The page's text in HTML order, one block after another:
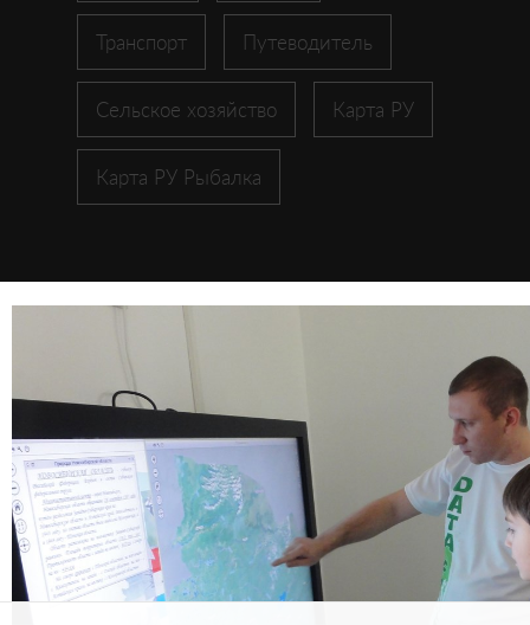
Транспорт Путеводитель
Сельское хозяйство Карта РУ
Карта РУ Рыбалка